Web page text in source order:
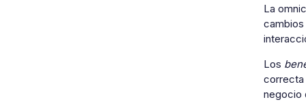
La
Los
correcta
negocio